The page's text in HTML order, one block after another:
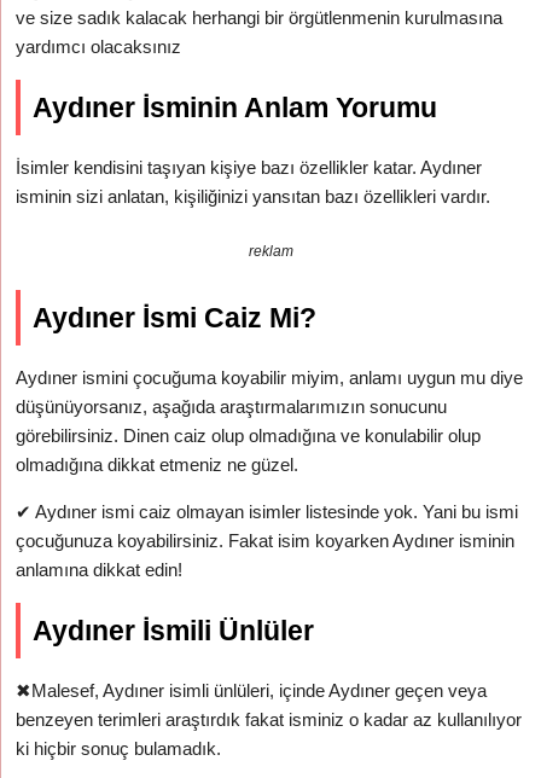
ve size sadık kalacak herhangi bir örgütlenmenin kurulmasına
yardımcı olacaksınız
Aydıner İsminin Anlam Yorumu
İsimler kendisini taşıyan kişiye bazı özellikler katar. Aydıner
isminin sizi anlatan, kişiliğinizi yansıtan bazı özellikleri vardır.
reklam
Aydıner İsmi Caiz Mi?
Aydıner ismini çocuğuma koyabilir miyim, anlamı uygun mu diye
düşünüyorsanız, aşağıda araştırmalarımızın sonucunu
görebilirsiniz. Dinen caiz olup olmadığına ve konulabilir olup
olmadığına dikkat etmeniz ne güzel.
✔ Aydıner ismi caiz olmayan isimler listesinde yok. Yani bu ismi
çocuğunuza koyabilirsiniz. Fakat isim koyarken Aydıner isminin
anlamına dikkat edin!
Aydıner İsmili Ünlüler
✖Malesef, Aydıner isimli ünlüleri, içinde Aydıner geçen veya
benzeyen terimleri araştırdık fakat isminiz o kadar az kullanılıyor
ki hiçbir sonuç bulamadık.